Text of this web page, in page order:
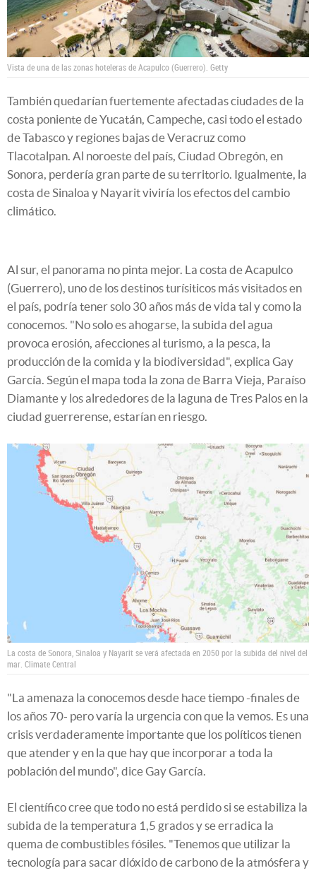
Vista de una de las zonas hoteleras de Acapulco (Guerrero). Getty
También quedarían fuertemente afectadas ciudades de la
costa poniente de Yucatán, Campeche, casi todo el estado
de Tabasco y regiones bajas de Veracruz como
Tlacotalpan. Al noroeste del país, Ciudad Obregón, en
Sonora, perdería gran parte de su territorio. Igualmente, la
costa de Sinaloa y Nayarit viviría los efectos del cambio
climático.
Al sur, el panorama no pinta mejor. La costa de Acapulco
(Guerrero), uno de los destinos turísiticos más visitados en
el país, podría tener solo 30 años más de vida tal y como la
conocemos. "No solo es ahogarse, la subida del agua
provoca erosión, afecciones al turismo, a la pesca, la
producción de la comida y la biodiversidad", explica Gay
García. Según el mapa toda la zona de Barra Vieja, Paraíso
Diamante y los alrededores de la laguna de Tres Palos en la
ciudad guerrerense, estarían en riesgo.
La costa de Sonora, Sinaloa y Nayarit se verá afectada en 2050 por la subida del nivel del
mar. Climate Central
"La amenaza la conocemos desde hace tiempo -finales de
los años 70- pero varía la urgencia con que la vemos. Es una
crisis verdaderamente importante que los políticos tienen
que atender y en la que hay que incorporar a toda la
población del mundo", dice Gay García.
El científico cree que todo no está perdido si se estabiliza la
subida de la temperatura 1,5 grados y se erradica la
quema de combustibles fósiles. "Tenemos que utilizar la
tecnología para sacar dióxido de carbono de la atmósfera y